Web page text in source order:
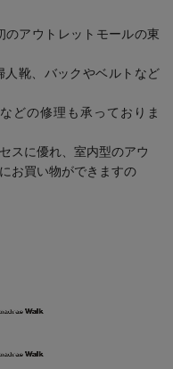
のアウトレットモールの東
人靴、バックやベルトなど
どの修理も承っておりま
スに優れ、室内型のアウ
お買い物ができますの